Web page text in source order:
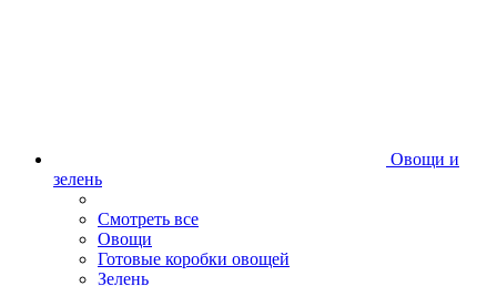
Овощи и
зелень
Смотреть все
Овощи
Готовые коробки овощей
Зелень